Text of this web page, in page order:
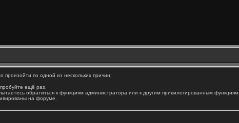
по одной из нескольких причин:
ещё раз.
обратиться к функциям администратора или к другим привилегированным функциям.
на форуме.